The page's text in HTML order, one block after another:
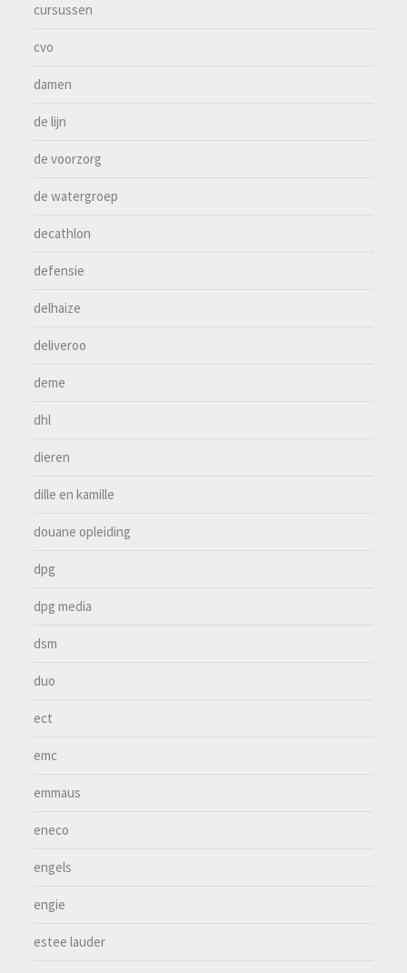
cursussen
cvo
damen
de lijn
de voorzorg
de watergroep
decathlon
defensie
delhaize
deliveroo
deme
dhl
dieren
dille en kamille
douane opleiding
dpg
dpg media
dsm
duo
ect
emc
emmaus
eneco
engels
engie
estee lauder